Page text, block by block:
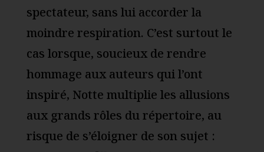
spectateur, sans lui accorder la
moindre respiration. C’est surtout le
cas lorsque, soucieux de rendre
hommage aux auteurs qui l’ont
inspiré, Notte multiplie les allusions
aux grands rôles du répertoire, au
risque de s’éloigner de son sujet :